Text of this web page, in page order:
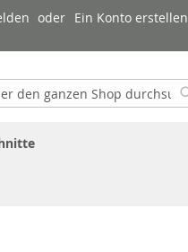
Ein Konto erstellen